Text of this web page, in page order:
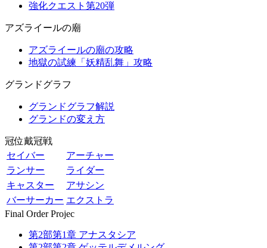
強化クエスト第20弾
アズライールの廟
アズライールの廟の攻略
地獄の試練「妖精乱舞」攻略
グランドグラフ
グランドグラフ解説
グランドの変え方
冠位戴冠戦
セイバー
アーチャー
ランサー
ライダー
キャスター
アサシン
バーサーカー エクストラ
Final Order Projec
第2部第1章 アナスタシア